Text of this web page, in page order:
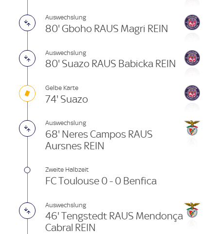
Auswechslung
80' Gboho RAUS Magri REIN
Auswechslung
80' Suazo RAUS Babicka REIN
Gelbe Karte
74' Suazo
Auswechslung
68' Neres Campos RAUS
Aursnes REIN
Zweite Halbzeit
FC Toulouse 0 - 0 Benfica
Auswechslung
46' Tengstedt RAUS Mendonça
Cabral REIN